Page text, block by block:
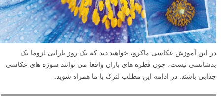
در این آموزش عکاسی ماکرو، خواهید دید که یک روز بارانی لزوما یک
بدشانسی نیست، چون قطره های باران واقعا می توانند سوژه های عکاسی
جذابی باشند. در ادامه این مطلب لنزک با ما همراه شوید.